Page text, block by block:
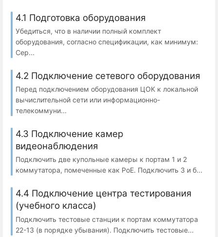
4.1 Подготовка оборудования
Убедиться, что в наличии полный комплект
оборудования, согласно спецификации, как минимум:
Сер...
4.2 Подключение сетевого оборудования
Перед подключением оборудования ЦОК к локальной
вычислительной сети или информационно-
телекоммуни...
4.3 Подключение камер
видеонаблюдения
Подключить две купольные камеры к портам 1 и 2
коммутатора, помеченные как PoE. Подключить 3 и б...
4.4 Подключение центра тестирования
(учебного класса)
Подключить тестовые станции к портам коммутатора
22-13 (в порядке убывания). Подключить тестовые...